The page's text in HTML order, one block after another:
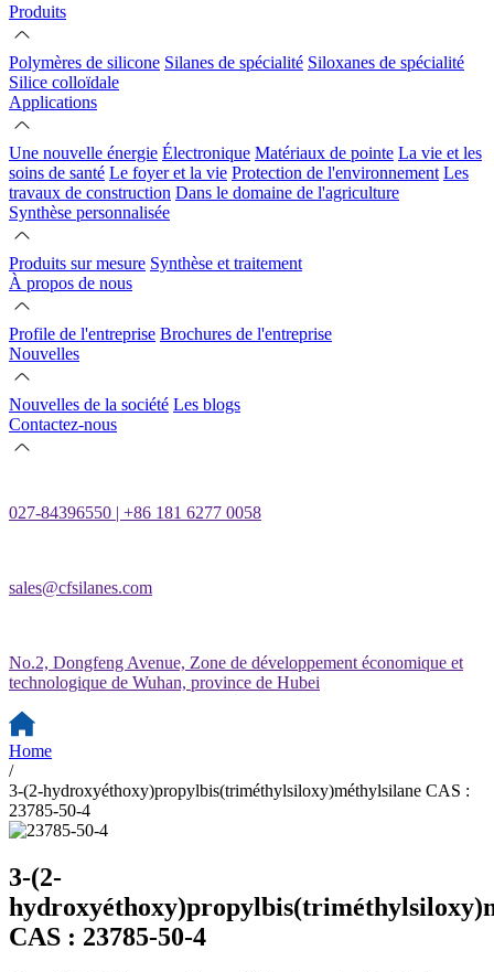
Produits
Polymères de silicone Silanes de spécialité Siloxanes de spécialité
Silice colloïdale
Applications
Une nouvelle énergie Électronique Matériaux de pointe La vie et les
soins de santé Le foyer et la vie Protection de l'environnement Les
travaux de construction Dans le domaine de l'agriculture
Synthèse personnalisée
Produits sur mesure Synthèse et traitement
À propos de nous
Profile de l'entreprise Brochures de l'entreprise
Nouvelles
Nouvelles de la société Les blogs
Contactez-nous
027-84396550 | +86 181 6277 0058
sales@cfsilanes.com
No.2, Dongfeng Avenue, Zone de développement économique et
technologique de Wuhan, province de Hubei
Home
/
3-(2-hydroxyéthoxy)propylbis(triméthylsiloxy)méthylsilane CAS :
23785-50-4
3-(2-
CAS : 23785-50-4